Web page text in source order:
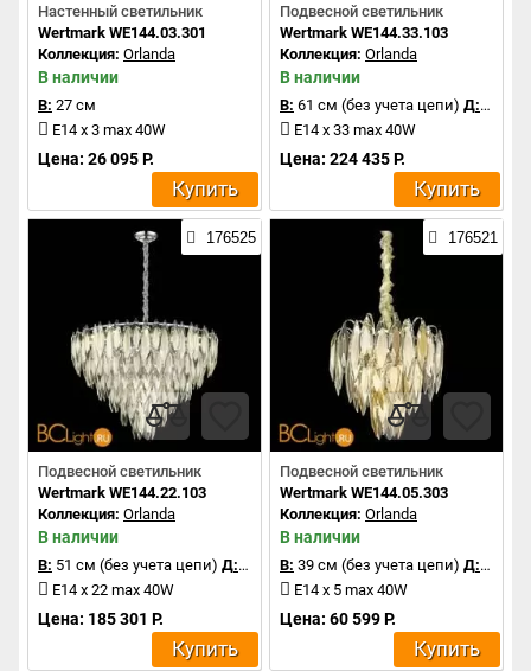
Настенный светильник
Wertmark WE144.03.301
Коллекция: Orlanda
В наличии
В: 27 см
E14 x 3 max 40W
Цена: 26 095 Р.
Купить
Подвесной светильник
Wertmark WE144.33.103
Коллекция: Orlanda
В наличии
В: 61 см (без учета цепи) Д:95 см
E14 x 33 max 40W
Цена: 224 435 Р.
Купить
176525
Подвесной светильник
Wertmark WE144.22.103
Коллекция: Orlanda
В наличии
В: 51 см (без учета цепи) Д:80 см
E14 x 22 max 40W
Цена: 185 301 Р.
Купить
176521
Подвесной светильник
Wertmark WE144.05.303
Коллекция: Orlanda
В наличии
В: 39 см (без учета цепи) Д:40 см
E14 x 5 max 40W
Цена: 60 599 Р.
Купить